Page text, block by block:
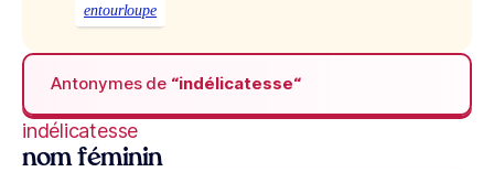
entourloupe
Antonymes de “indélicatesse“
indélicatesse
nom féminin